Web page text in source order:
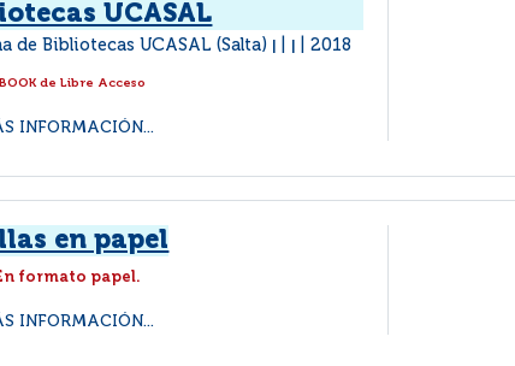
UCASAL
de Bibliotecas UCASAL (Salta) 2018
BOOK de Libre Acceso
INFORMACIÓN...
en papel
formato papel.
INFORMACIÓN...